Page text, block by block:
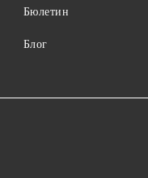
Бюлетин
Блог